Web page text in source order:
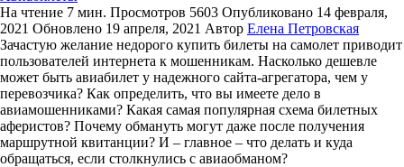
На чтение 7 мин. Просмотров 5603 Опубликовано 14 февраля,
2021 Обновлено 19 апреля, 2021 Автор Елена Петровская
Зачастую желание недорого купить билеты на самолет приводит
пользователей интернета к мошенникам. Насколько дешевле
может быть авиабилет у надежного сайта-агрегатора, чем у
перевозчика? Как определить, что вы имеете дело в
авиамошенниками? Какая самая популярная схема билетных
аферистов? Почему обмануть могут даже после получения
маршрутной квитанции? И – главное – что делать и куда
обращаться, если столкнулись с авиаобманом?